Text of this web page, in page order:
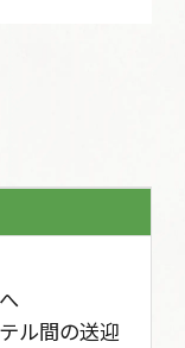
ル間の送迎